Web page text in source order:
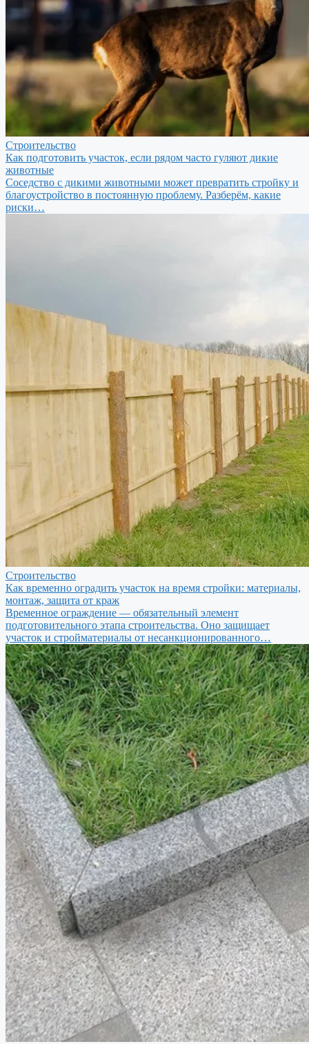
Строительство
Как подготовить участок, если рядом часто гуляют дикие
животные
Соседство с дикими животными может превратить стройку и
благоустройство в постоянную проблему. Разберём, какие
риски…
Строительство
Как временно оградить участок на время стройки: материалы,
монтаж, защита от краж
Временное ограждение — обязательный элемент
подготовительного этапа строительства. Оно защищает
участок и стройматериалы от несанкционированного…